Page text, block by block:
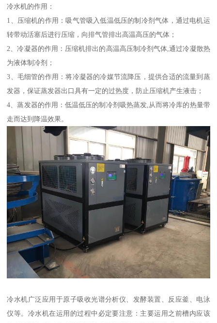
冷水机的作用：
1、压缩机的作用：吸气管吸入低温低压的制冷剂气体，通过电机运
转带动活塞后进行压缩，向排气管排出高温高压的气体；
2、冷凝器的作用：压缩机排出的高温高压制冷剂气体,通过冷凝散热
为液体制冷剂；
3、毛细管的作用：将冷凝器的冷媒节流降压，提供合适的流量到蒸
发器，保证蒸发器出口具有一定的过热度，防止压缩机产生液击；
4、蒸发器的作用：低温低压的制冷剂吸热蒸发,从而将冷库的热量带
走而达到降温效果。
冷水机广泛应用于原子吸收光谱分析仪、发酵装置、反应釜、电泳
仪等。冷水机在运用的过程中必定要注意：主要运用之前槽内应该